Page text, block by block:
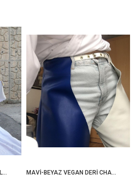
PEMBE KETEN CHAPS PANTOLON MAVİ-BEYAZ VEGAN DERİ CHAPS PANTOLON